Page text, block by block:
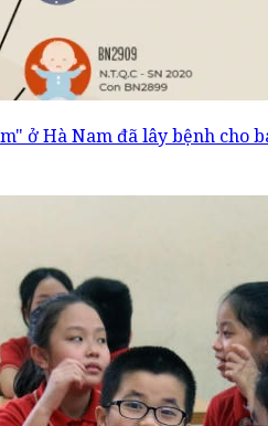
ở Hà Nam đã lây bệnh cho